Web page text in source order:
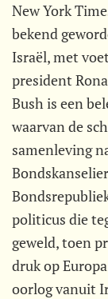
New York
bekend
Israël, met
president
Bush is een
waarvan de
samenleving
politicus die
geweld, toen
druk op
oorlog vanuit